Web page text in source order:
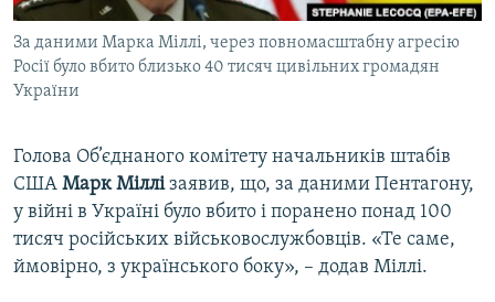
СВІДЧЕННЯ ОКУПАЦІЇ
УКРАЇНСЬКА ПРОБЛЕМА КРИМУ
ІНФОГРАФІКА
Qırımtatar
ДОЛУЧАЙСЯ!
Усі сайти RFE/RL
За даними Марка Міллі, через повномасштабну агресію
Росії було вбито близько 40 тисяч цивільних громадян
України
Голова Об’єднаного комітету начальників штабів
США Марк Міллізаявив, що, за даними Пентагону,
у війні в Україні було вбито і поранено понад 100
тисяч російських військовослужбовців. «Те саме,
ймовірно, з українського боку», – додав Міллі.